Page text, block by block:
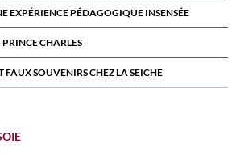
EXPÉRIENCE PÉDAGOGIQUE INSENSÉE
CHARLES
SOUVENIRS CHEZ LA SEICHE